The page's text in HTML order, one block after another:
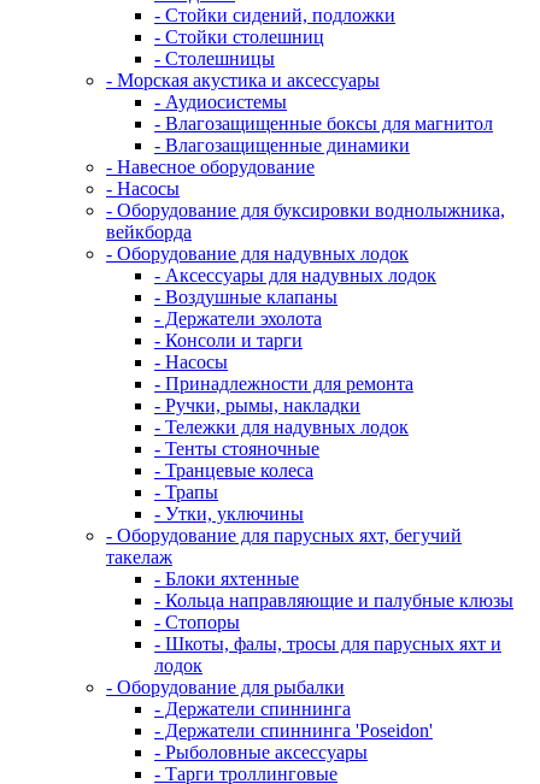
- Стойки сидений, подложки
- Стойки столешниц
- Столешницы
- Морская акустика и аксессуары
- Аудиосистемы
- Влагозащищенные боксы для магнитол
- Влагозащищенные динамики
- Навесное оборудование
- Насосы
- Оборудование для буксировки воднолыжника,
вейкборда
- Оборудование для надувных лодок
- Аксессуары для надувных лодок
- Воздушные клапаны
- Держатели эхолота
- Консоли и тарги
- Насосы
- Принадлежности для ремонта
- Ручки, рымы, накладки
- Тележки для надувных лодок
- Тенты стояночные
- Транцевые колеса
- Трапы
- Утки, уключины
- Оборудование для парусных яхт, бегучий
такелаж
- Блоки яхтенные
- Кольца направляющие и палубные клюзы
- Стопоры
- Шкоты, фалы, тросы для парусных яхт и
лодок
- Оборудование для рыбалки
- Держатели спиннинга
- Держатели спиннинга 'Poseidon'
- Рыболовные аксессуары
- Тарги троллинговые